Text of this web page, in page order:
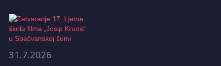
31.7.2026